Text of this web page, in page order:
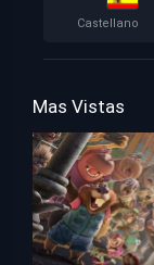
Castellano
Mas Vistas